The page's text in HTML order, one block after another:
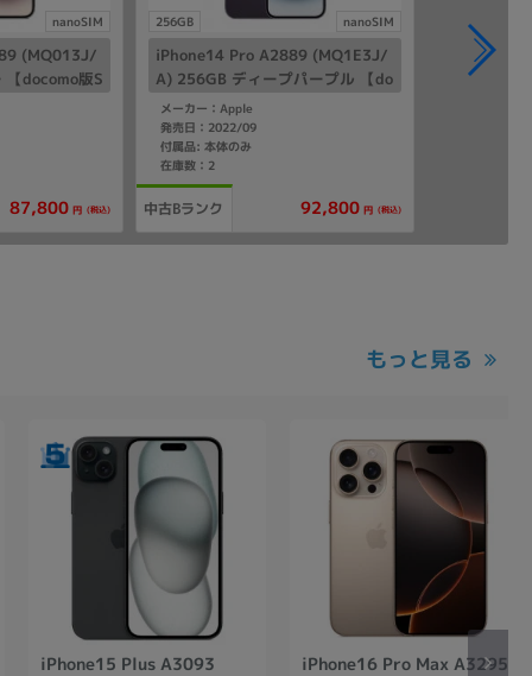
nanoSIM
(MQ013J/
docomo版S
87,800 円 (税込)
256GB nanoSIM
iPhone14 Pro A2889 (MQ1E3J/
A) 256GB ディープパープル 【do
como版SIMフリー】
メーカー：Apple
発売日：2022/09
付属品: 本体のみ
在庫数：2
中古Bランク 92,800 円 (税込)
もっと見る
iPhone15 Plus A3093
iPhone16 Pro Max A3295